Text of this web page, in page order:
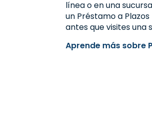
línea o en una
un Préstamo a
antes que visites una
Aprende más sobre